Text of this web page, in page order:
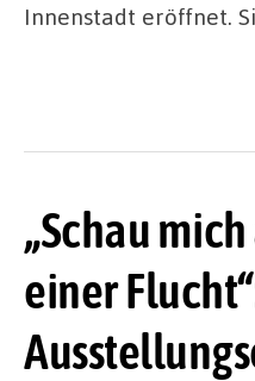
Innenstadt eröffnet.
„Schau
einer